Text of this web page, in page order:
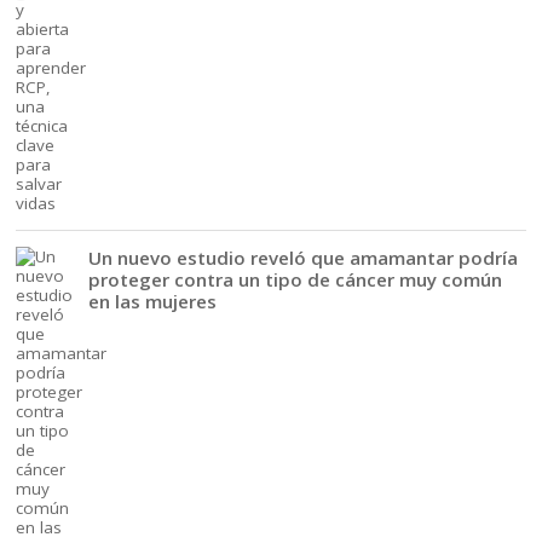
Un nuevo estudio reveló que amamantar podría
proteger contra un tipo de cáncer muy común
en las mujeres